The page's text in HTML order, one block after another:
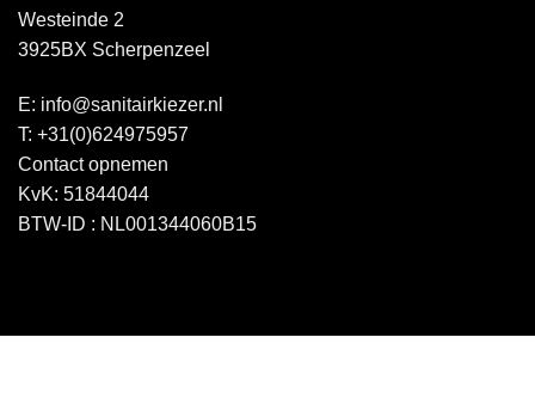
Westeinde 2
3925BX Scherpenzeel
E: info@sanitairkiezer.nl
T: +31(0)624975957
Contact opnemen
KvK: 51844044
BTW-ID : NL001344060B15